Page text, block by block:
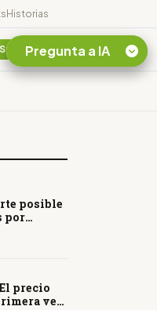
Historias
Suscribirse
posible
por
precio
vez
Pregunta a IA